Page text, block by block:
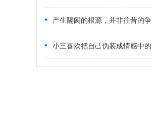
• 产生隔阂的根源，并非往昔的争执对错
• 小三喜欢把自己伪装成情感中的受害者